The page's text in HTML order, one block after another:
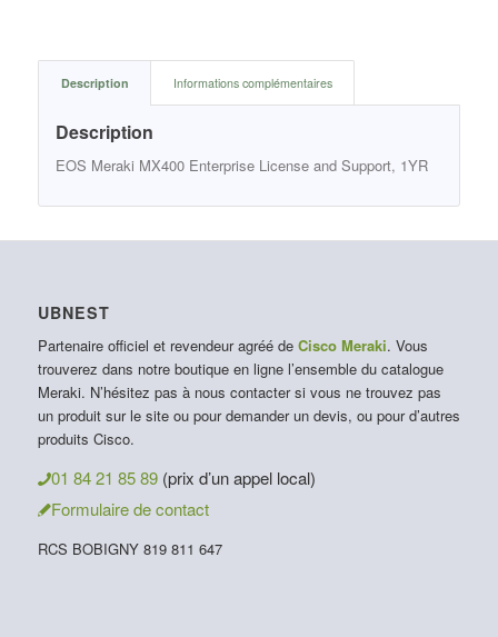
Description Informations complémentaires
Description
EOS Meraki MX400 Enterprise License and Support, 1YR
UBNEST
Partenaire officiel et revendeur agréé de Cisco Meraki. Vous
trouverez dans notre boutique en ligne l’ensemble du catalogue
Meraki. N’hésitez pas à nous contacter si vous ne trouvez pas
un produit sur le site ou pour demander un devis, ou pour d’autres
produits Cisco.
01 84 21 85 89 (prix d’un appel local)
Formulaire de contact
RCS BOBIGNY 819 811 647